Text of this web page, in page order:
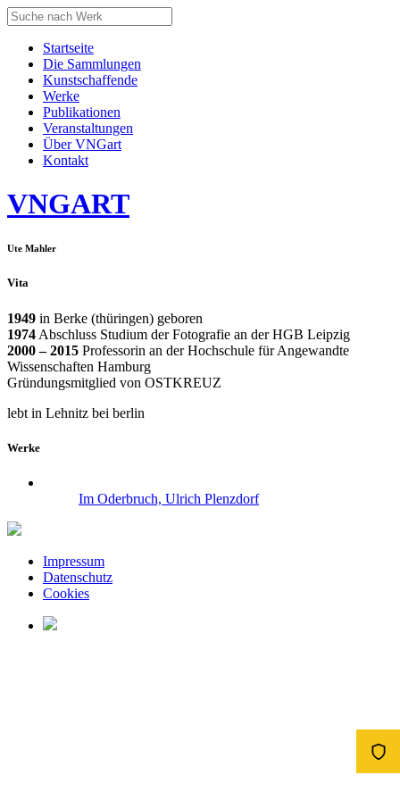
Startseite
Die Sammlungen
Kunstschaffende
Werke
Publikationen
Veranstaltungen
Über VNGart
Kontakt
VNGART
Ute Mahler
Vita
1949 in Berke (thüringen) geboren
1974 Abschluss Studium der Fotografie an der HGB Leipzig
2000 – 2015 Professorin an der Hochschule für Angewandte
Wissenschaften Hamburg
Gründungsmitglied von OSTKREUZ
lebt in Lehnitz bei berlin
Werke
Im Oderbruch, Ulrich Plenzdorf
Impressum
Datenschutz
Cookies